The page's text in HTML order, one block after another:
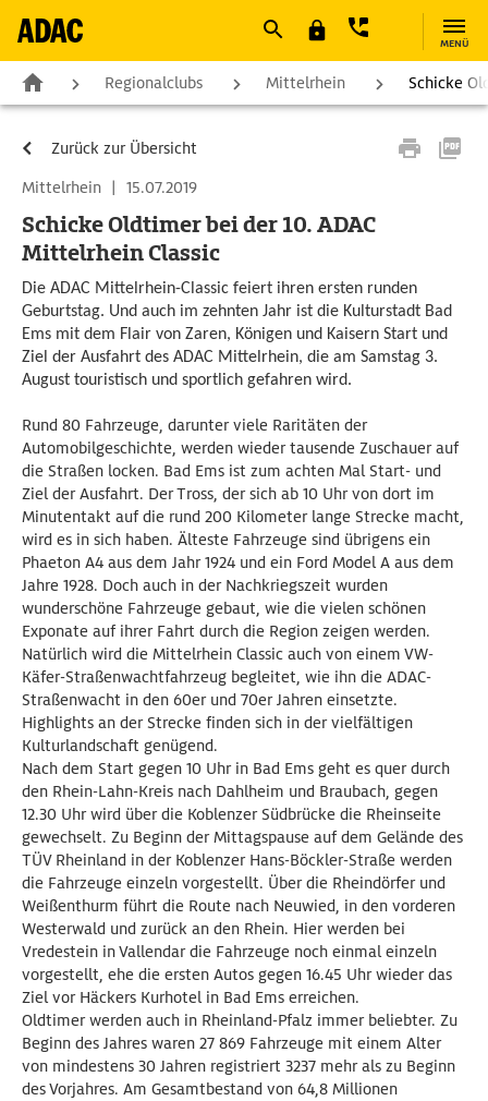
MENÜ
Regionalclubs Mittelrhein Schicke
Zurück zur Übersicht
Mittelrhein | 15.07.2019
Schicke Oldtimer bei der 10. ADAC
Mittelrhein Classic
Die ADAC Mittelrhein-Classic feiert ihren ersten runden
Geburtstag. Und auch im zehnten Jahr ist die Kulturstadt Bad
Ems mit dem Flair von Zaren, Königen und Kaisern Start und
Ziel der Ausfahrt des ADAC Mittelrhein, die am Samstag 3.
August touristisch und sportlich gefahren wird.
Rund 80 Fahrzeuge, darunter viele Raritäten der
Automobilgeschichte, werden wieder tausende Zuschauer auf
die Straßen locken. Bad Ems ist zum achten Mal Start- und
Ziel der Ausfahrt. Der Tross, der sich ab 10 Uhr von dort im
Minutentakt auf die rund 200 Kilometer lange Strecke macht,
wird es in sich haben. Älteste Fahrzeuge sind übrigens ein
Phaeton A4 aus dem Jahr 1924 und ein Ford Model A aus dem
Jahre 1928. Doch auch in der Nachkriegszeit wurden
wunderschöne Fahrzeuge gebaut, wie die vielen schönen
Exponate auf ihrer Fahrt durch die Region zeigen werden.
Natürlich wird die Mittelrhein Classic auch von einem VW-
Käfer-Straßenwachtfahrzeug begleitet, wie ihn die ADAC-
Straßenwacht in den 60er und 70er Jahren einsetzte.
Highlights an der Strecke finden sich in der vielfältigen
Kulturlandschaft genügend.
Nach dem Start gegen 10 Uhr in Bad Ems geht es quer durch
den Rhein-Lahn-Kreis nach Dahlheim und Braubach, gegen
12.30 Uhr wird über die Koblenzer Südbrücke die Rheinseite
gewechselt. Zu Beginn der Mittagspause auf dem Gelände des
TÜV Rheinland in der Koblenzer Hans-Böckler-Straße werden
die Fahrzeuge einzeln vorgestellt. Über die Rheindörfer und
Weißenthurm führt die Route nach Neuwied, in den vorderen
Westerwald und zurück an den Rhein. Hier werden bei
Vredestein in Vallendar die Fahrzeuge noch einmal einzeln
vorgestellt, ehe die ersten Autos gegen 16.45 Uhr wieder das
Ziel vor Häckers Kurhotel in Bad Ems erreichen.
Oldtimer werden auch in Rheinland-Pfalz immer beliebter. Zu
Beginn des Jahres waren 27 869 Fahrzeuge mit einem Alter
von mindestens 30 Jahren registriert 3237 mehr als zu Beginn
des Vorjahres. Am Gesamtbestand von 64,8 Millionen